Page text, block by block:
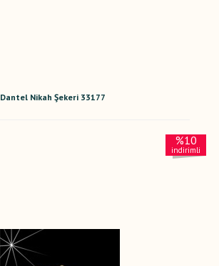
Dantel Nikah Şekeri 33177
%10
indirimli